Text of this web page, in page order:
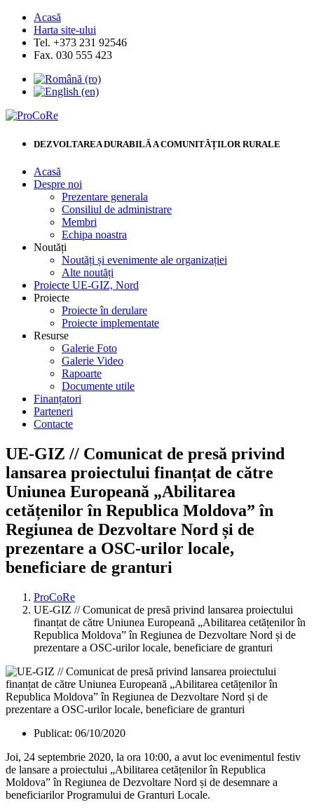
Acasă
Harta site-ului
Tel. +373 231 92546
Fax. 030 555 423
DEZVOLTAREA DURABILĂ A COMUNITĂȚILOR RURALE
Acasă
Despre noi
Prezentare generala
Consiliul de administrare
Membri
Echipa noastra
Noutăți
Noutăți și evenimente ale organizației
Alte noutăți
Proiecte UE-GIZ, Nord
Proiecte
Proiecte în derulare
Proiecte implementate
Resurse
Galerie Foto
Galerie Video
Rapoarte
Documente utile
Finanțatori
Parteneri
Contacte
UE-GIZ // Comunicat de presă privind
lansarea proiectului finanțat de către
Uniunea Europeană „Abilitarea
cetățenilor în Republica Moldova” în
Regiunea de Dezvoltare Nord și de
prezentare a OSC-urilor locale,
beneficiare de granturi
ProCoRe
UE-GIZ // Comunicat de presă privind lansarea proiectului
finanțat de către Uniunea Europeană „Abilitarea cetățenilor în
Republica Moldova” în Regiunea de Dezvoltare Nord și de
prezentare a OSC-urilor locale, beneficiare de granturi
Publicat: 06/10/2020
Joi, 24 septembrie 2020, la ora 10:00, a avut loc evenimentul festiv
de lansare a proiectului „Abilitarea cetățenilor în Republica
Moldova” în Regiunea de Dezvoltare Nord și de desemnare a
beneficiarilor Programului de Granturi Locale.